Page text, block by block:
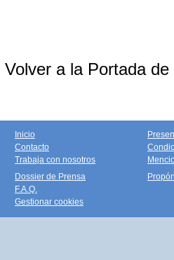
Volver a la Portada de
Inicio
Contacto
Trabaja con nosotros
Dossier de Prensa
F.A.Q.
Gestionar cookies